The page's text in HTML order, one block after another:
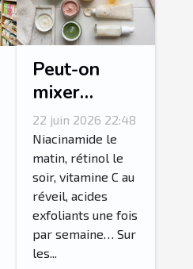
Peut-on
mixer
n’importe
quels actifs
dans sa
routine
visage ?
22 juin 2026 22:48
Niacinamide le
matin, rétinol le
soir, vitamine C au
réveil, acides
exfoliants une fois
par semaine… Sur
les...